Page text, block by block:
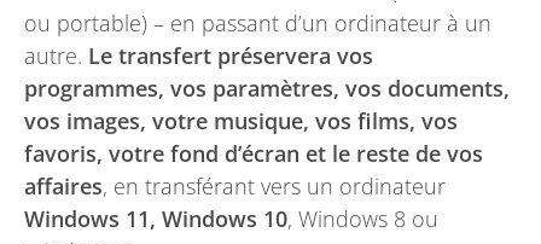
ou portable) – en passant d’un ordinateur à un
autre. Le transfert préservera vos
programmes, vos paramètres, vos documents,
vos images, votre musique, vos films, vos
favoris, votre fond d’écran et le reste de vos
affaires, en transférant vers un ordinateur
Windows 11, Windows 10, Windows 8 ou